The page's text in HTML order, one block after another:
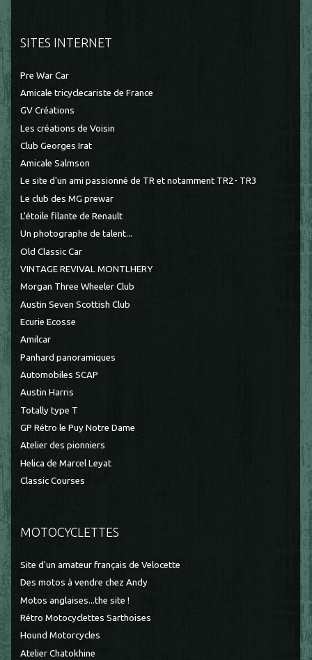
SITES INTERNET
Pre War Car
Amicale tricyclecariste de France
GV Créations
Les créations de Voisin
Club Georges Irat
Amicale Salmson
Le site d'un ami passionné de TR et notamment TR2- TR3
Le club des MG prewar
L'étoile filante de Renault
Un photographe de talent...
Old Classic Car
VINTAGE REVIVAL MONTLHERY
Morgan Three Wheeler Club
Austin Seven Scottish Club
Ecurie Ecosse
Amilcar
Panhard panoramiques
Automobiles SCAP
Austin Harris
Totally type T
GP Rétro le Puy Notre Dame
Atelier des pionniers
Helica de Marcel Leyat
Classic Courses
MOTOCYCLETTES
Site d'un amateur français de Velocette
Des motos à vendre chez Andy
Motos anglaises...the site !
Rétro Motocyclettes Sarthoises
Hound Motorcycles
Atelier Chatokhine